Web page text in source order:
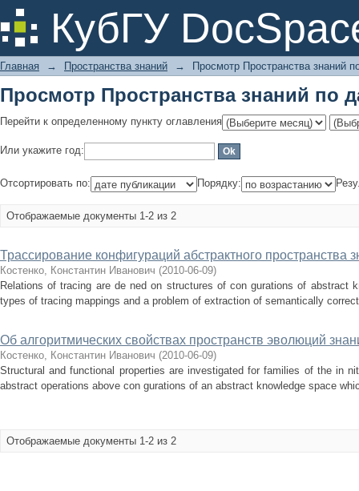
КубГУ
Просмотр Пространства знаний по
Главная → Пространства знаний → Просмотр Пространства знаний
Просмотр Пространства знаний по
Перейти к определенному пункту оглавления
Или укажите год:
Отсортировать по: Порядку:
Отображаемые документы 1-2 из 2
Трассирование конфигураций абстрактного пространства
Костенко, Константин Иванович (2010-06-09)
Relations of tracing are de ned on structures of con gurations of abstract
types of tracing mappings and a problem of extraction of semantically
Об алгоритмических свойствах пространств эволюций
Костенко, Константин Иванович (2010-06-09)
Structural and functional properties are investigated for families of the in
abstract operations above con gurations of an abstract knowledge space
Отображаемые документы 1-2 из 2